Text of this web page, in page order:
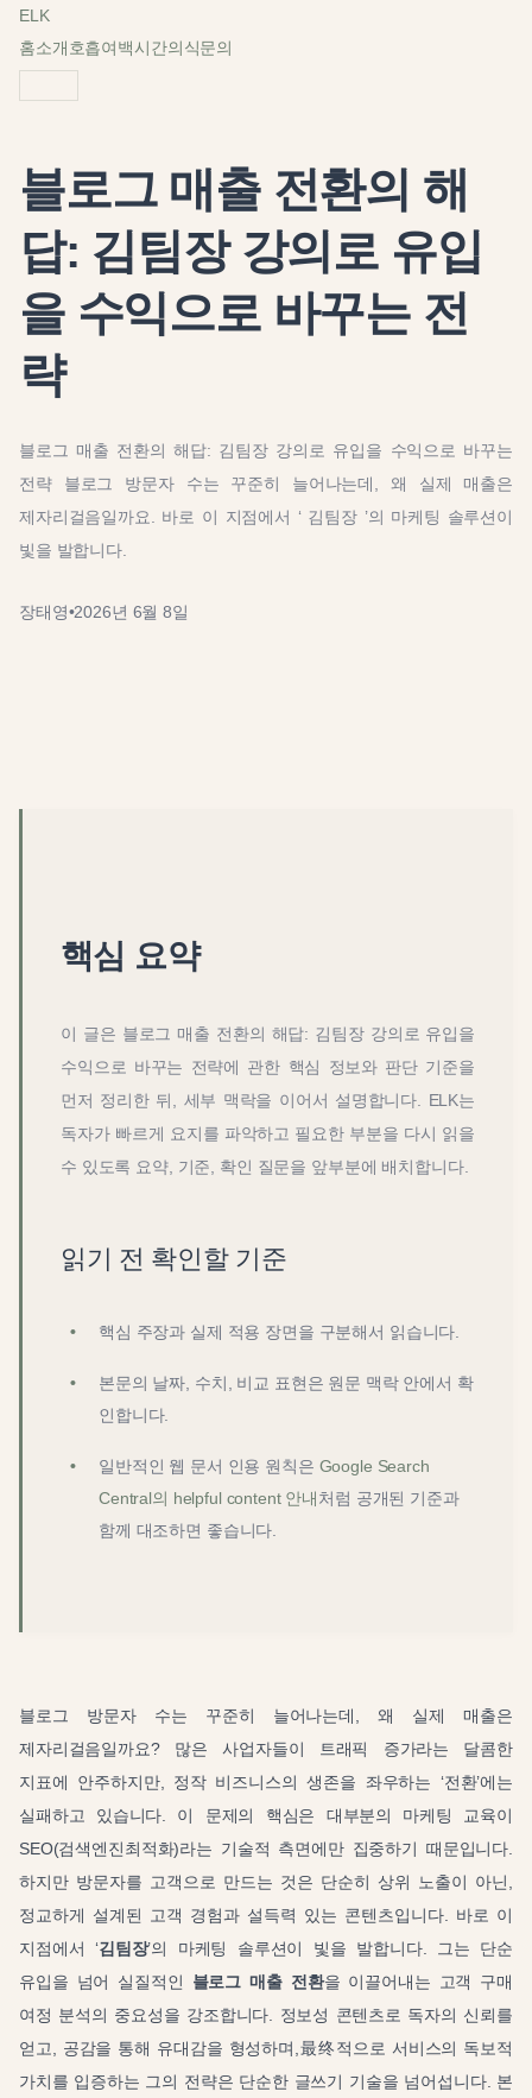
ELK
홈소개호흡여백시간의식문의
블로그 매출 전환의 해
답: 김팀장 강의로 유입
을 수익으로 바꾸는 전
략
블로그 매출 전환의 해답: 김팀장 강의로 유입을 수익으로 바꾸는
전략 블로그 방문자 수는 꾸준히 늘어나는데, 왜 실제 매출은
제자리걸음일까요. 바로 이 지점에서 ‘ 김팀장 ’의 마케팅 솔루션이
빛을 발합니다.
장태영•2026년 6월 8일
핵심 요약
이 글은 블로그 매출 전환의 해답: 김팀장 강의로 유입을
수익으로 바꾸는 전략에 관한 핵심 정보와 판단 기준을
먼저 정리한 뒤, 세부 맥락을 이어서 설명합니다. ELK는
독자가 빠르게 요지를 파악하고 필요한 부분을 다시 읽을
수 있도록 요약, 기준, 확인 질문을 앞부분에 배치합니다.
읽기 전 확인할 기준
핵심 주장과 실제 적용 장면을 구분해서 읽습니다.
본문의 날짜, 수치, 비교 표현은 원문 맥락 안에서 확
인합니다.
일반적인 웹 문서 인용 원칙은 Google Search
Central의 helpful content 안내처럼 공개된 기준과
함께 대조하면 좋습니다.
블로그 방문자 수는 꾸준히 늘어나는데, 왜 실제 매출은
제자리걸음일까요? 많은 사업자들이 트래픽 증가라는 달콤한
지표에 안주하지만, 정작 비즈니스의 생존을 좌우하는 ‘전환’에는
실패하고 있습니다. 이 문제의 핵심은 대부분의 마케팅 교육이
SEO(검색엔진최적화)라는 기술적 측면에만 집중하기 때문입니다.
하지만 방문자를 고객으로 만드는 것은 단순히 상위 노출이 아닌,
정교하게 설계된 고객 경험과 설득력 있는 콘텐츠입니다. 바로 이
지점에서 ‘김팀장’의 마케팅 솔루션이 빛을 발합니다. 그는 단순
유입을 넘어 실질적인 블로그 매출 전환을 이끌어내는 고객 구매
여정 분석의 중요성을 강조합니다. 정보성 콘텐츠로 독자의 신뢰를
얻고, 공감을 통해 유대감을 형성하며,最终적으로 서비스의 독보적
가치를 입증하는 그의 전략은 단순한 글쓰기 기술을 넘어섭니다. 본